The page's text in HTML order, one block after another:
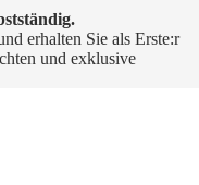
erhalten Sie als Erste:r
und exklusive